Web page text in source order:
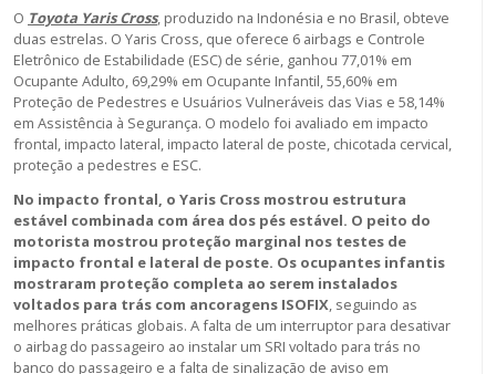
O Toyota Yaris Cross, produzido na Indonésia e no Brasil, obteve
duas estrelas. O Yaris Cross, que oferece 6 airbags e Controle
Eletrônico de Estabilidade (ESC) de série, ganhou 77,01% em
Ocupante Adulto, 69,29% em Ocupante Infantil, 55,60% em
Proteção de Pedestres e Usuários Vulneráveis das Vias e 58,14%
em Assistência à Segurança. O modelo foi avaliado em impacto
frontal, impacto lateral, impacto lateral de poste, chicotada cervical,
proteção a pedestres e ESC.
No impacto frontal, o Yaris Cross mostrou estrutura
estável combinada com área dos pés estável. O peito do
motorista mostrou proteção marginal nos testes de
impacto frontal e lateral de poste. Os ocupantes infantis
mostraram proteção completa ao serem instalados
voltados para trás com ancoragens ISOFIX, seguindo as
melhores práticas globais. A falta de um interruptor para desativar
o airbag do passageiro ao instalar um SRI voltado para trás no
banco do passageiro e a falta de sinalização de aviso em